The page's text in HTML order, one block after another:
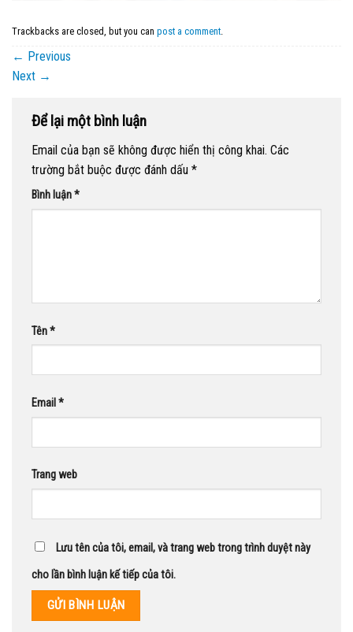
Trackbacks are closed, but you can post a comment.
← Previous
Next →
Để lại một bình luận
Email của bạn sẽ không được hiển thị công khai. Các
trường bắt buộc được đánh dấu *
Bình luận*
Tên*
Email *
Trang web
Lưu tên của tôi, email, và trang web trong trình duyệt này
cho lần bình luận kế tiếp của tôi.